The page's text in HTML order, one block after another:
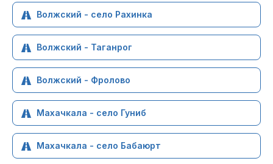
Волжский - село Рахинка
Волжский - Таганрог
Волжский - Фролово
Махачкала - село Гуниб
Махачкала - село Бабаюрт